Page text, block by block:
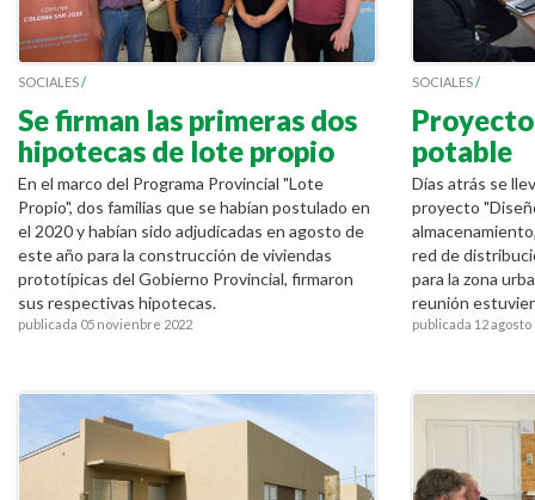
SOCIALES/
Se firman las primeras dos
hipotecas de lote propio
En el marco del Programa Provincial "Lote
Propio", dos familias que se habían postulado en
el 2020 y habían sido adjudicadas en agosto de
este año para la construcción de viviendas
prototípicas del Gobierno Provincial, firmaron
sus respectivas hipotecas.
publicada 05 novienbre 2022
SOCIALES/
potable
Días atrás se
proyecto
red de
para la zona
reunión
publicada 12 agosto